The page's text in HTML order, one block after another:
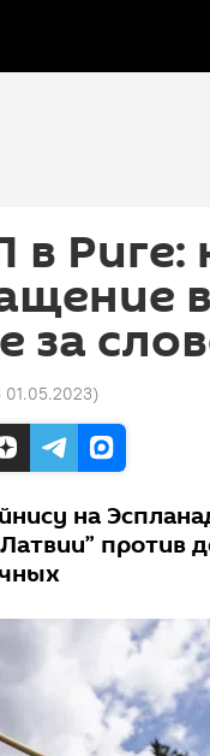
в Риге:
за
01.05.2023)
на
против